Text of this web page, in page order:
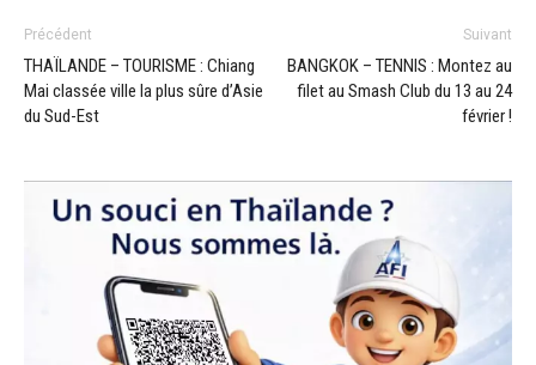
Précédent
THAÏLANDE – TOURISME : Chiang
Mai classée ville la plus sûre d’Asie
du Sud-Est
Suivant
BANGKOK – TENNIS : Montez au
filet au Smash Club du 13 au 24
février !